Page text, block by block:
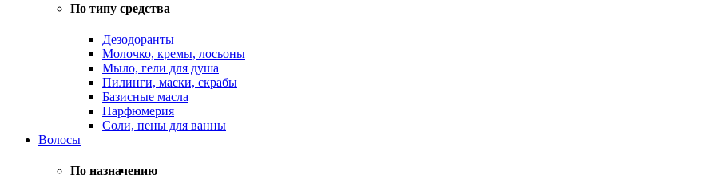
По типу средства
Дезодоранты
Молочко, кремы, лосьоны
Мыло, гели для душа
Пилинги, маски, скрабы
Базисные масла
Парфюмерия
Соли, пены для ванны
Волосы
По назначению